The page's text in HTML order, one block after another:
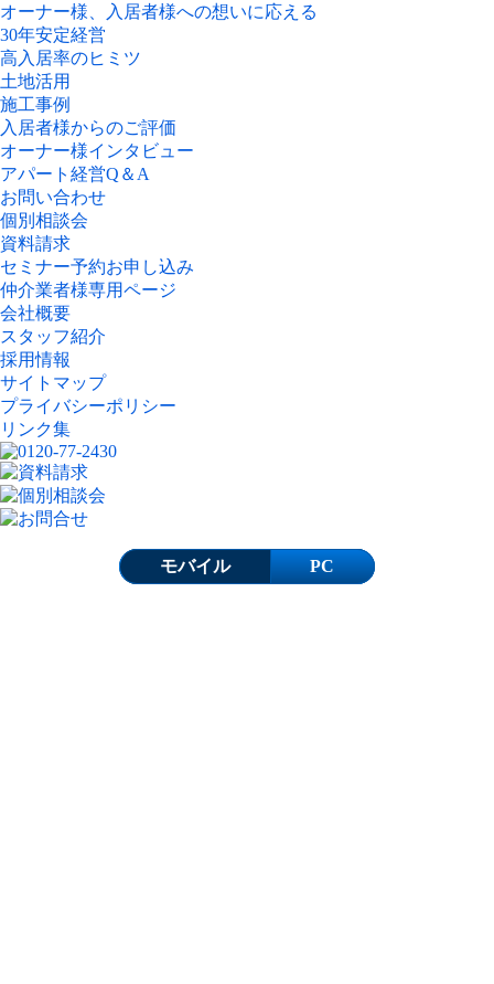
オーナー様、入居者様への想いに応える
30年安定経営
高入居率のヒミツ
土地活用
施工事例
入居者様からのご評価
オーナー様インタビュー
アパート経営Q＆A
お問い合わせ
個別相談会
資料請求
セミナー予約お申し込み
仲介業者様専用ページ
会社概要
スタッフ紹介
採用情報
サイトマップ
プライバシーポリシー
リンク集
モバイル PC